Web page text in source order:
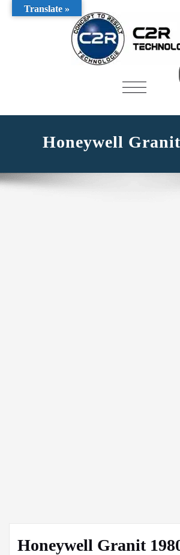
Honeywell
Honeywell Granit
Translate »